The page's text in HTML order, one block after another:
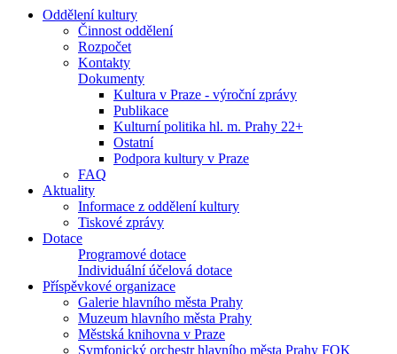
Oddělení kultury
Činnost oddělení
Rozpočet
Kontakty
Dokumenty
Kultura v Praze - výroční zprávy
Publikace
Kulturní politika hl. m. Prahy 22+
Ostatní
Podpora kultury v Praze
FAQ
Aktuality
Informace z oddělení kultury
Tiskové zprávy
Dotace
Programové dotace
Individuální účelová dotace
Příspěvkové organizace
Galerie hlavního města Prahy
Muzeum hlavního města Prahy
Městská knihovna v Praze
Symfonický orchestr hlavního města Prahy FOK